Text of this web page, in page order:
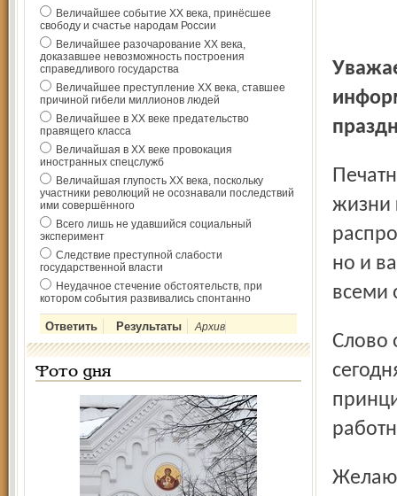
Величайшее событие ХХ века, принёсшее
свободу и счастье народам России
Величайшее разочарование ХХ века,
доказавшее невозможность построения
справедливого государства
Величайшее преступление ХХ века, ставшее
причиной гибели миллионов людей
Величайшее в ХХ веке предательство
правящего класса
Величайшая в ХХ веке провокация
иностранных спецслужб
Величайшая глупость ХХ века, поскольку
участники революций не осознавали последствий
ими совершённого
Всего лишь не удавшийся социальный
эксперимент
Следствие преступной слабости
государственной власти
Неудачное стечение обстоятельств, при
котором события развивались спонтанно
Архив
Фото дня
Уважаемые работники печатных средств массовой
Печатные издания традиционно играют огромную роль в
жизни
но и
всеми
Слово обладает огромной силой, а печатное – вдвойне. И
Желаю вам личного счастья, благополучия, вдохновения в